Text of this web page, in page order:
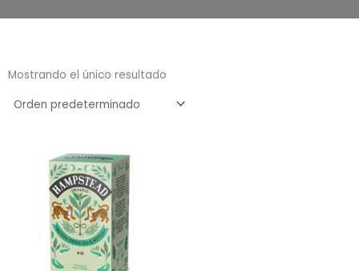
Mostrando el único resultado